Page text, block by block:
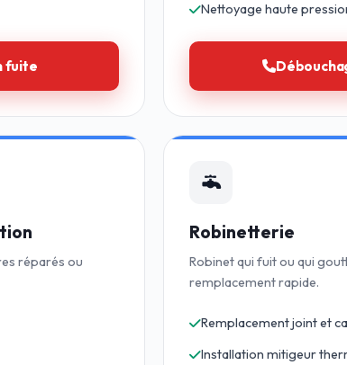
fuite
Nettoyage haute
réparés ou
Robinetterie
Robinet qui fuit ou qui
remplacement rapide.
Remplacement joint et
Installation mitigeur